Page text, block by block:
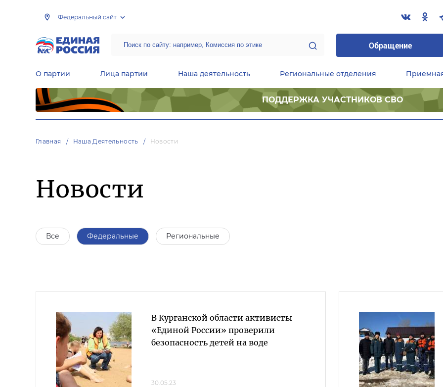
Федеральный сайт
Обращение
О партии Лица партии Наша деятельность Региональные отделения
ПОДДЕРЖКА УЧАСТНИКОВ СВО
Главная Наша Деятельность Новости
Новости
Все Федеральные Региональные
В Курганской области активисты
«Единой России» проверили
безопасность детей на воде
30.05.23